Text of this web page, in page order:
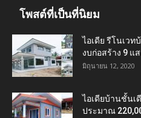
โพสต์ที่เป็นที่นิยม
ไอเดีย รีโนเว
งบก่อสร้าง 9 แ
มิถุนายน 12, 2020
ไอเดียบ้านชั้นเ
ประมาณ